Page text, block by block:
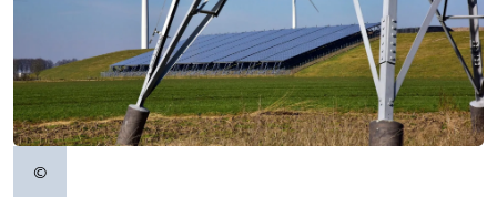
©Copyrightinformatie